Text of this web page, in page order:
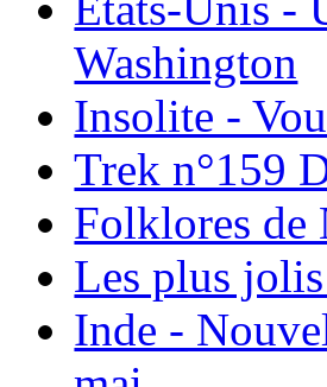
Washington
Insolite -
Trek n°159
Folklores de
Les plus
Inde -